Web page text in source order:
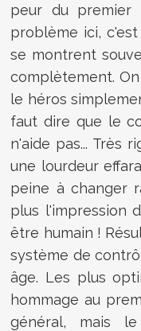
peur du premier
problème ici,
se montrent
complètement.
le héros
faut dire que le
n'aide pas... Très
une lourdeur
peine à changer
plus l'impression
être humain !
système de
âge. Les plus
hommage au
général, mais